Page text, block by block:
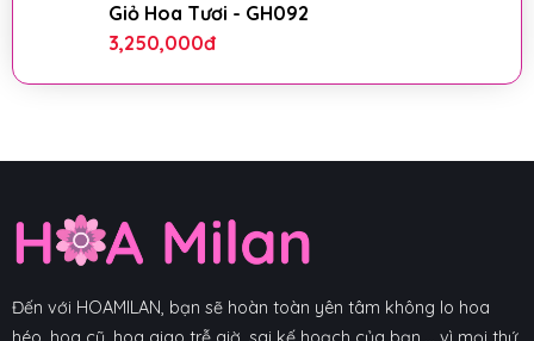
Giỏ Hoa Tươi - GH092
3,250,000đ
Đến với HOAMILAN, bạn sẽ hoàn toàn yên tâm không lo hoa